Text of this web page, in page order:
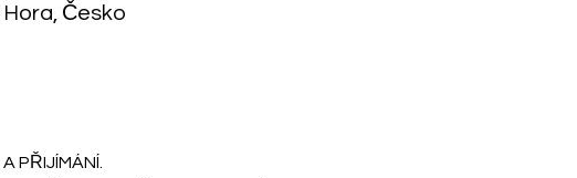
Česko
PŘIJÍMÁNÍ.